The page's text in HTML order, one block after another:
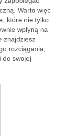
Warto więc
które nie tylko
wpłyną na
znajdziesz
rozciągania,
do swojej